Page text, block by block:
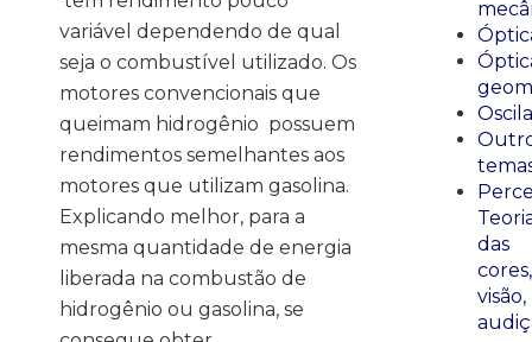
variável dependendo de qual
seja o combustível utilizado. Os
motores convencionais que
queimam hidrogênio possuem
rendimentos semelhantes aos
motores que utilizam gasolina.
Explicando melhor, para a
mesma quantidade de energia
liberada na combustão de
hidrogênio ou gasolina, se
das
cores,
visão,